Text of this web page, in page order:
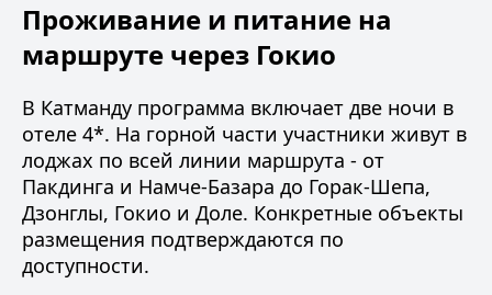
Проживание и питание на
маршруте через Гокио
В Катманду программа включает две ночи в
отеле 4*. На горной части участники живут в
лоджах по всей линии маршрута - от
Пакдинга и Намче-Базара до Горак-Шепа,
Дзонглы, Гокио и Доле. Конкретные объекты
размещения подтверждаются по
доступности.